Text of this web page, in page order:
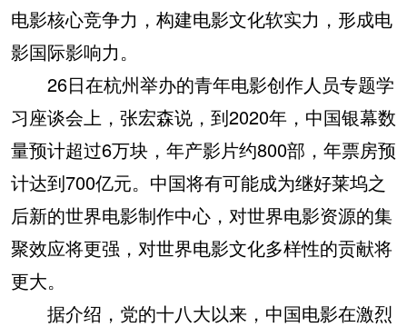
电影核心竞争力，构建电影文化软实力，形成电
影国际影响力。
26日在杭州举办的青年电影创作人员专题学
习座谈会上，张宏森说，到2020年，中国银幕数
量预计超过6万块，年产影片约800部，年票房预
计达到700亿元。中国将有可能成为继好莱坞之
后新的世界电影制作中心，对世界电影资源的集
聚效应将更强，对世界电影文化多样性的贡献将
更大。
据介绍，党的十八大以来，中国电影在激烈